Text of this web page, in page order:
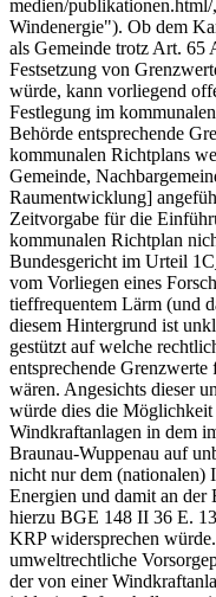
medien/
Windenergie"). Ob dem
als Gemeinde trotz Art. 65
Festsetzung von
würde, kann vorliegend
Festlegung im
Behörde entsprechende
kommunalen Richtplans
Gemeinde,
Raumentwicklung]
Zeitvorgabe für die
kommunalen Richtplan
Bundesgericht im Urteil
vom Vorliegen eines
tieffrequentem Lärm (und
diesem Hintergrund ist
gestützt auf welche
entsprechende
wären. Angesichts dieser
würde dies die
Windkraftanlagen in dem
Braunau-Wuppenau auf
nicht nur dem (nationalen)
Energien und damit an
hierzu BGE 148 II 36 E.
KRP widersprechen
umweltrechtliche
der von einer